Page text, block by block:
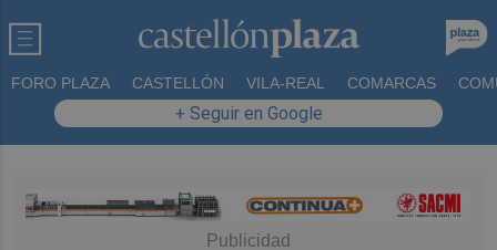
FORO PLAZA CASTELLÓN VILA-REAL COMARCAS
+ Seguir en Google